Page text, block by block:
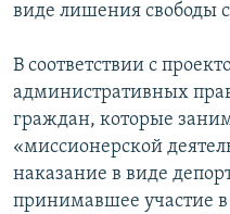
виде лишения свободы
В соответствии с
административных
граждан, которые
«миссионерской
наказание в виде
принимавшее участие